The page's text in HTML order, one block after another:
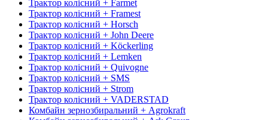
Трактор колісний + Farmet
Трактор колісний + Framest
Трактор колісний + Horsch
Трактор колісний + John Deere
Трактор колісний + Köckerling
Трактор колісний + Lemken
Трактор колісний + Quivogne
Трактор колісний + SMS
Трактор колісний + Strom
Трактор колісний + VADERSTAD
Комбайн зернозбиральний + Agrokraft